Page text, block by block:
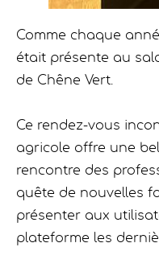
Comme chaque
était présente au
de Chêne Vert.
Ce rendez-vous
agricole offre une
rencontre des
quête de nouvelles
présenter aux
plateforme les